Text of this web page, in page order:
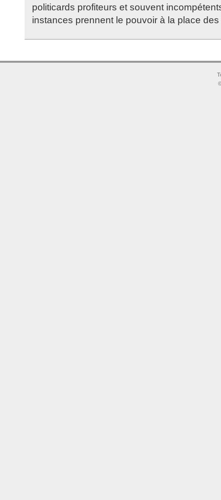
politicards profiteurs et souvent
instances prennent le pouvoir à la place